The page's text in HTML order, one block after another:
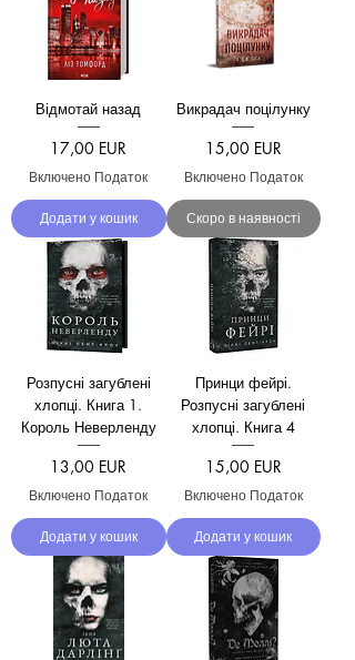
Відмотай назад
Ціна
17,00 EUR
Включено Податок
Додати у кошик
Викрадач поцілунку
Ціна
15,00 EUR
Включено Податок
Скоро в наявності
Розпусні загублені
хлопці. Книга 1.
Король Неверленду
Ціна
13,00 EUR
Включено Податок
Додати у кошик
Принци фейрі.
Розпусні загублені
хлопці. Книга 4
Ціна
15,00 EUR
Включено Податок
Додати у кошик